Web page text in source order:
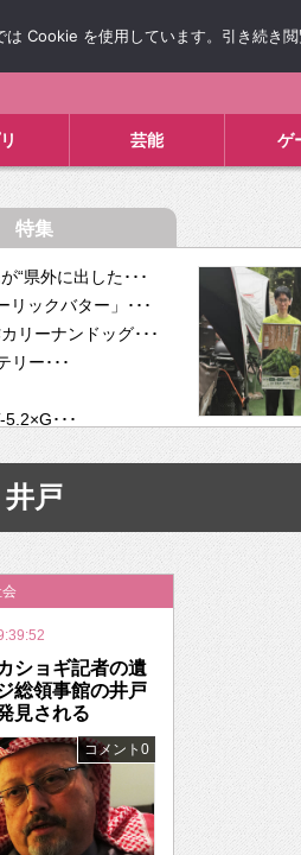
芸能 ゲ
特集
“県外に出した･･･
リックバター」･･･
リーナンドッグ･･･
リー･･･
･･･
･
分が今話し･･･
す」 TE･･･
井戸
ショギ記者の遺
総領事館の井戸
見される
コメント0
Cookie を使用しています。引き続き